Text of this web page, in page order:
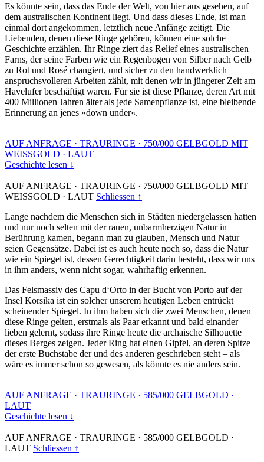
Es könnte sein, dass das Ende der Welt, von hier aus gesehen, auf
dem australischen Kontinent liegt. Und dass dieses Ende, ist man
einmal dort angekommen, letztlich neue Anfänge zeitigt. Die
Liebenden, denen diese Ringe gehören, können eine solche
Geschichte erzählen. Ihr Ringe ziert das Relief eines australischen
Farns, der seine Farben wie ein Regenbogen von Silber nach Gelb
zu Rot und Rosé changiert, und sicher zu den handwerklich
anspruchsvolleren Arbeiten zählt, mit denen wir in jüngerer Zeit am
Havelufer beschäftigt waren. Für sie ist diese Pflanze, deren Art mit
400 Millionen Jahren älter als jede Samenpflanze ist, eine bleibende
Erinnerung an jenes »down under«.
AUF ANFRAGE · TRAURINGE · 750/000 GELBGOLD MIT
WEISSGOLD · LAUT
Geschichte lesen ↓
AUF ANFRAGE · TRAURINGE · 750/000 GELBGOLD MIT
WEISSGOLD · LAUT Schliessen ↑
Lange nachdem die Menschen sich in Städten niedergelassen hatten
und nur noch selten mit der rauen, unbarmherzigen Natur in
Berührung kamen, begann man zu glauben, Mensch und Natur
seien Gegensätze. Dabei ist es auch heute noch so, dass die Natur
wie ein Spiegel ist, dessen Gerechtigkeit darin besteht, dass wir uns
in ihm anders, wenn nicht sogar, wahrhaftig erkennen.
Das Felsmassiv des Capu d‘Orto in der Bucht von Porto auf der
Insel Korsika ist ein solcher unserem heutigen Leben entrückt
scheinender Spiegel. In ihm haben sich die zwei Menschen, denen
diese Ringe gelten, erstmals als Paar erkannt und bald einander
lieben gelernt, sodass ihre Ringe heute die archaische Silhouette
dieses Berges zeigen. Jeder Ring hat einen Gipfel, an deren Spitze
der erste Buchstabe der und des anderen geschrieben steht – als
wäre es immer schon so gewesen, als könnte es nie anders sein.
AUF ANFRAGE · TRAURINGE · 585/000 GELBGOLD ·
LAUT
Geschichte lesen ↓
AUF ANFRAGE · TRAURINGE · 585/000 GELBGOLD ·
LAUT Schliessen ↑